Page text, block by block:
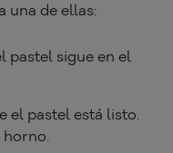
una de ellas:
pastel sigue en el
el pastel está listo.
horno.